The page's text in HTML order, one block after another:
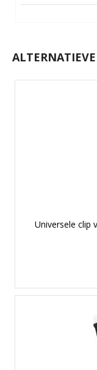
Universele clip